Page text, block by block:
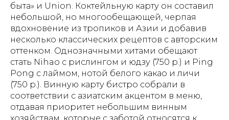
быта» и Union. Коктейльную карту он составил
небольшой, но многообещающей, черпая
вдохновение из тропиков и Азии и добавив
несколько классических рецептов с авторским
оттенком. Однозначными хитами обещают
стать Nihao с рислингом и юдзу (750 р.) и Ping
Pong с лаймом, нотой белого какао и личи
(750 р.). Винную карту бистро собрали в
соответствии с азиатским акцентом в меню,
отдавая приоритет небольшим винным
хозяйствам, которые с заботой относятся к